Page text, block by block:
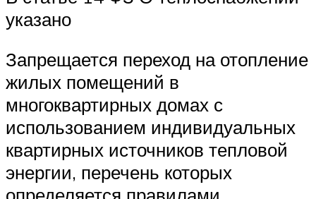
указано
Запрещается переход на отопление
жилых помещений в
многоквартирных домах с
использованием индивидуальных
квартирных источников тепловой
энергии, перечень которых